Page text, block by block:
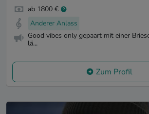
ab 1800 €
Anderer Anlass
Good vibes only gepaart mit einer
lä...
Zum Profil